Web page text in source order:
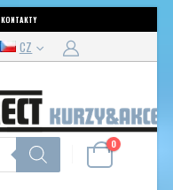
KONTAKTY
CZ
0